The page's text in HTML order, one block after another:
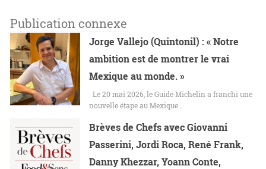
Publication connexe
Jorge Vallejo (Quintonil) : « Notre
ambition est de montrer le vrai
Mexique au monde. »
Le 20 mai 2026, le Guide Michelin a franchi une
nouvelle étape au Mexique…
Brèves de Chefs avec Giovanni
Passerini, Jordi Roca, René Frank,
Danny Khezzar, Yoann Conte,